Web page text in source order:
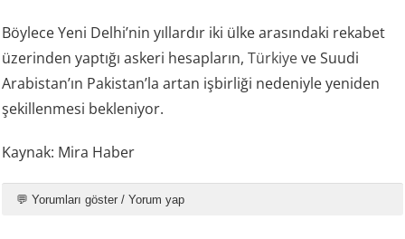
Böylece Yeni Delhi’nin yıllardır iki ülke arasındaki rekabet
üzerinden yaptığı askeri hesapların,Türkiyeve Suudi
Arabistan’ın Pakistan’la artan işbirliği nedeniyle yeniden
şekillenmesi bekleniyor.
Kaynak: Mira Haber
💬 Yorumları göster / Yorum yap